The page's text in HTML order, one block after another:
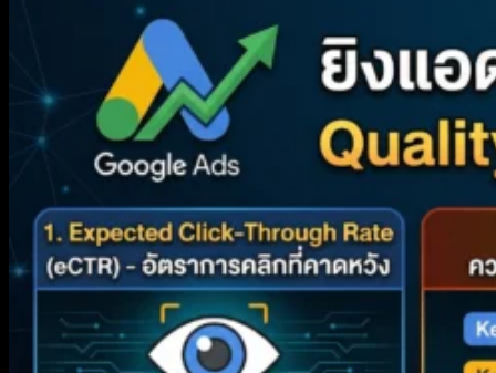
Google Ads Search
Certification _ Google
Google Ads Display
Certification
Google Ads – Measurement
Certification _ Google
Google Ads Video
Certification
Grow Offline Sales
Certification
Google Ads Creative
Certification
Google Ads Apps
Certification
AI-Powered Shopping ads
Certification
AI-Powered Performance Ads
Certification